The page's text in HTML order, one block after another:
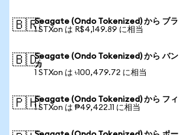
🇧🇷Seagate (Ondo Tokenized) から ブラ
1 STXon は R$4,149.89 に相当
🇧🇩Seagate (Ondo Tokenized) から バン
カ
1 STXon は ৳100,479.72 に相当
🇵🇭Seagate (Ondo Tokenized) から フィ
1 STXon は ₱49,422.11 に相当